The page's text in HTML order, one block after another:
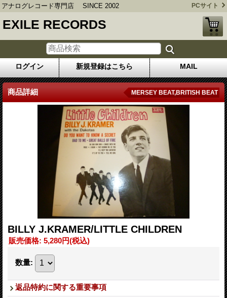
アナログレコード専門店 SINCE 2002 PCサイト
EXILE RECORDS
ログイン 新規登録はこちら MAIL
商品詳細 MERSEY BEAT,BRITISH BEAT
BILLY J.KRAMER/LITTLE CHILDREN
販売価格: 5,280円(税込)
数量:
返品特約に関する重要事項